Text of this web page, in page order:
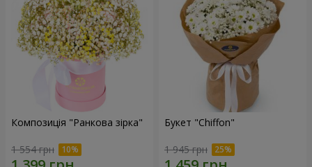
Композиція "Ранкова зірка"
1 554 грн
Букет "Chiffon"
1 945 грн